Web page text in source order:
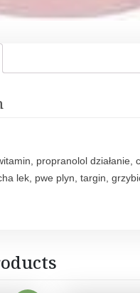
propranolol działanie,
lek, pwe plyn, targin,